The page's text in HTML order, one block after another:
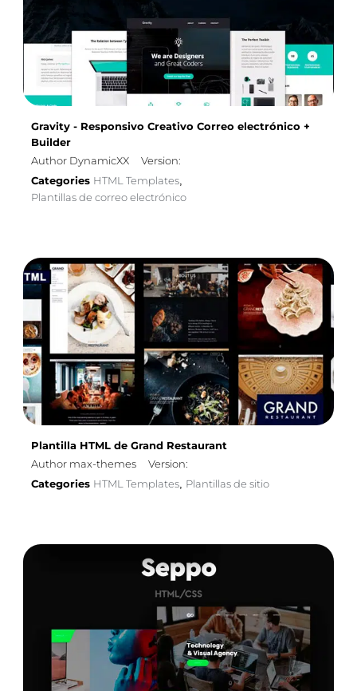
Gravity - Responsivo Creativo Correo electrónico +
Builder
Author DynamicXX
Version:
Categories HTML Templates
Plantillas de correo electrónico
Plantilla HTML de Grand Restaurant
Author max-themes
Version:
Categories HTML Templates Plantillas de sitio